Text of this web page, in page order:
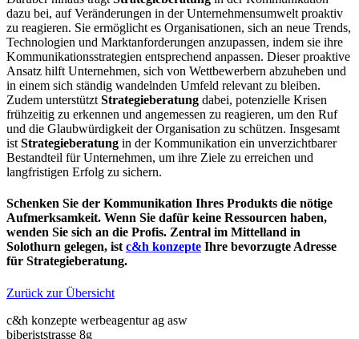
dazu bei, auf Veränderungen in der Unternehmensumwelt proaktiv
zu reagieren. Sie ermöglicht es Organisationen, sich an neue Trends,
Technologien und Marktanforderungen anzupassen, indem sie ihre
Kommunikationsstrategien entsprechend anpassen. Dieser proaktive
Ansatz hilft Unternehmen, sich von Wettbewerbern abzuheben und
in einem sich ständig wandelnden Umfeld relevant zu bleiben.
Zudem unterstützt Strategieberatung dabei, potenzielle Krisen
frühzeitig zu erkennen und angemessen zu reagieren, um den Ruf
und die Glaubwürdigkeit der Organisation zu schützen. Insgesamt
ist Strategieberatung in der Kommunikation ein unverzichtbarer
Bestandteil für Unternehmen, um ihre Ziele zu erreichen und
langfristigen Erfolg zu sichern.
Schenken Sie der Kommunikation Ihres Produkts die nötige
Aufmerksamkeit. Wenn Sie dafür keine Ressourcen haben,
wenden Sie sich an die Profis. Zentral im Mittelland in
Solothurn gelegen, istc&h konzepte Ihre bevorzugte Adresse
für Strategieberatung.
Zurück zur Übersicht
c&h konzepte werbeagentur ag asw
biberiststrasse 8g